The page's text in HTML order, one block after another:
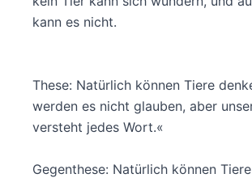
kann es nicht.
These: Natürlich können Tiere
werden es nicht glauben, aber
versteht jedes Wort.«
Gegenthese: Natürlich können